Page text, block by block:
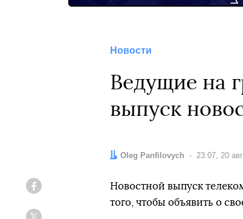
Новости
Ведущие на
выпуск
Автор:
Oleg Panfilovych Дата:
23:07, 20
Новостной выпуск
того, чтобы объявить о